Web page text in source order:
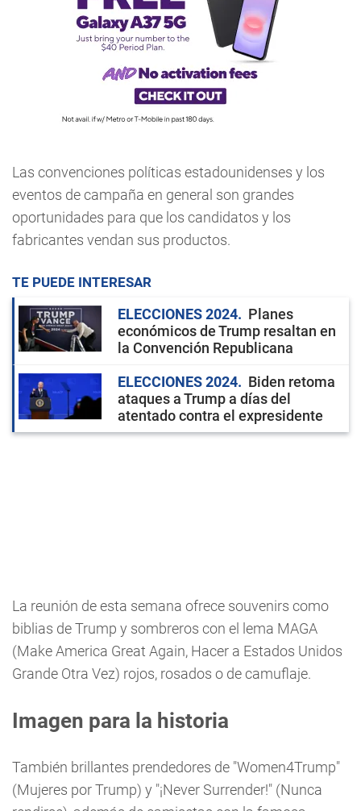
Las convenciones políticas estadounidenses y los
eventos de campaña en general son grandes
oportunidades para que los candidatos y los
fabricantes vendan sus productos.
TE PUEDE INTERESAR
ELECCIONES 2024
Planes
económicos de Trump resaltan en
la Convención Republicana
ELECCIONES 2024
Biden retoma
ataques a Trump a días del
atentado contra el expresidente
La reunión de esta semana ofrece souvenirs como
biblias de Trump y sombreros con el lema MAGA
(Make America Great Again, Hacer a Estados Unidos
Grande Otra Vez) rojos, rosados o de camuflaje.
Imagen para la historia
También brillantes prendedores de "Women4Trump"
(Mujeres por Trump) y "¡Never Surrender!" (Nunca